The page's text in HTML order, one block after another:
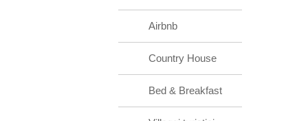
Airbnb
Country House
Bed & Breakfast